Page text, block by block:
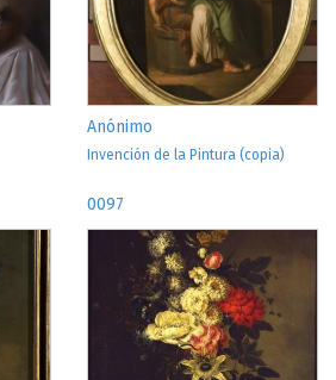
Anónimo
Invención de la Pintura (copia)
0097